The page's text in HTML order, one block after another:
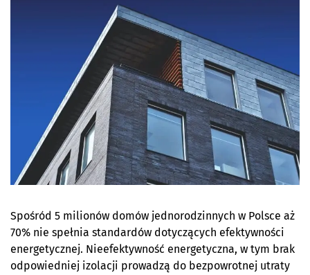
Spośród 5 milionów domów jednorodzinnych w Polsce aż
70% nie spełnia standardów dotyczących efektywności
energetycznej. Nieefektywność energetyczna, w tym brak
odpowiedniej izolacji prowadzą do bezpowrotnej utraty